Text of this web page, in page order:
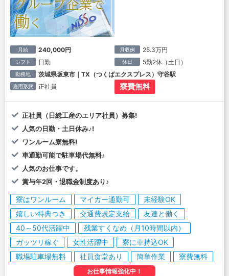
月給 240,000円 月収例 25.3万円
シフト 日勤 休日 5勤2休（土日）
勤務地 茨城県坂東市｜TX（つくばエクスプレス）守谷駅
雇用形態 正社員 寮費無料
正社員（日総工産のエリア社員）募集!
人気の日勤・土日休み♪!
ワンルーム寮無料!
車通勤可能で駐車場代無料♪
人気のお仕事です。
賞与年2回・退職金制度あり♪
寮はワンルーム マイカー通勤可
未経験OK
嬉しい特典つき
交通費規定支給
友達と働く
40～50代活躍中
残業すくなめ（月10時間以内）
ガッツリ稼ぐ
女性活躍中
寮に車持込OK
職場駐車場無料
社員食堂あり 簡単作業 寮費無料
お仕事情報強化中！